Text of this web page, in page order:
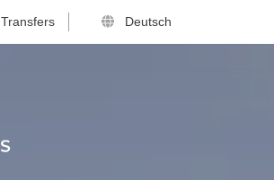
Transfers Deutsch